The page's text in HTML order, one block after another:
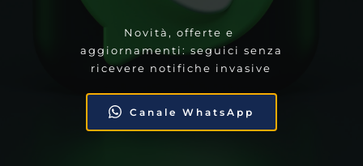
Novità, offerte e
aggiornamenti: seguici senza
ricevere notifiche invasive
Canale WhatsApp